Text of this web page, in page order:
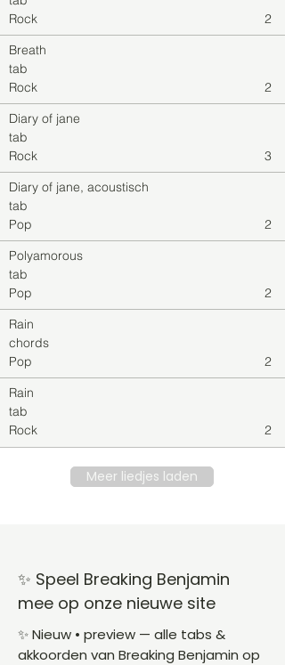
Rock
2
Breath
tab
Rock
2
Diary of jane
tab
Rock
3
Diary of jane, acoustisch
tab
Pop
2
Polyamorous
tab
Pop
2
Rain
chords
Pop
2
Rain
tab
Rock
2
Meer liedjes laden
✨ Speel Breaking Benjamin
mee op onze nieuwe site
✨ Nieuw • preview — alle tabs &
akkoorden van Breaking Benjamin op